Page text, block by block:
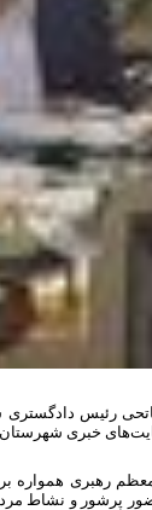
رئیس
خبری شهرستان
رهبری همواره بر
پرشور و نشاط